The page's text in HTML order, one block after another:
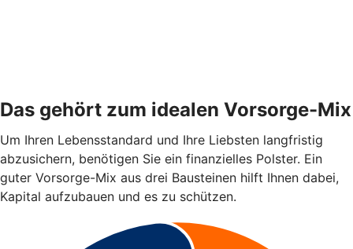
Das gehört zum idealen Vorsorge-Mix
Um Ihren Lebensstandard und Ihre Liebsten langfristig
abzusichern, benötigen Sie ein finanzielles Polster. Ein
guter Vorsorge-Mix aus drei Bausteinen hilft Ihnen dabei,
Kapital aufzubauen und es zu schützen.